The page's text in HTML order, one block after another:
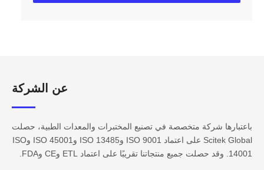
عن الشركة​​​​​​
باعتبارها شركة متخصصة في تصنيع المختبرات والمعدات الطبية، حصلت
Scitek Global على اعتماد ISO 9001 وISO 13485 وISO 45001 وISO
14001. وقد حصلت جميع منتجاتنا تقريبًا على اعتماد ETL وCE وFDA.